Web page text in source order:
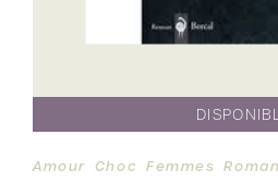
Amour Choc Femmes